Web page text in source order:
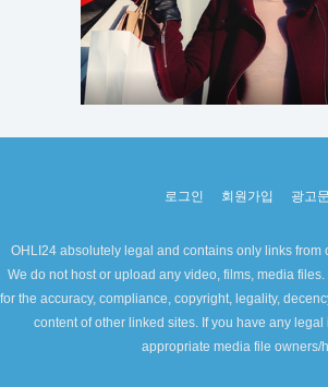
로그인 회원가입 광고
OHLI24 absolutely legal and contains only links from
We do not host or upload any video, films, media
for the accuracy, compliance, copyright, legality,
content of other linked sites. If you have any
appropriate media file owners/